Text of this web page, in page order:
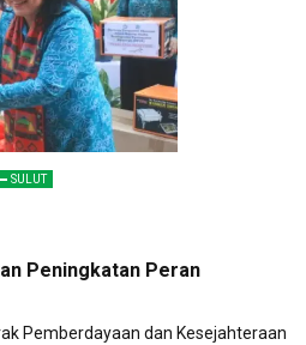
SULUT
Peningkatan Peran
Pemberdayaan dan Kesejahteraan